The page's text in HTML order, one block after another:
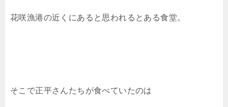
花咲漁港の近くにあると思われるとある食堂。
そこで正平さんたちが食べていたのは